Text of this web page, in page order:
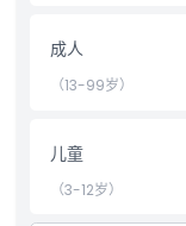
包含项
儿童成人政策
成人
（13-99岁）
儿童
（3-12岁）